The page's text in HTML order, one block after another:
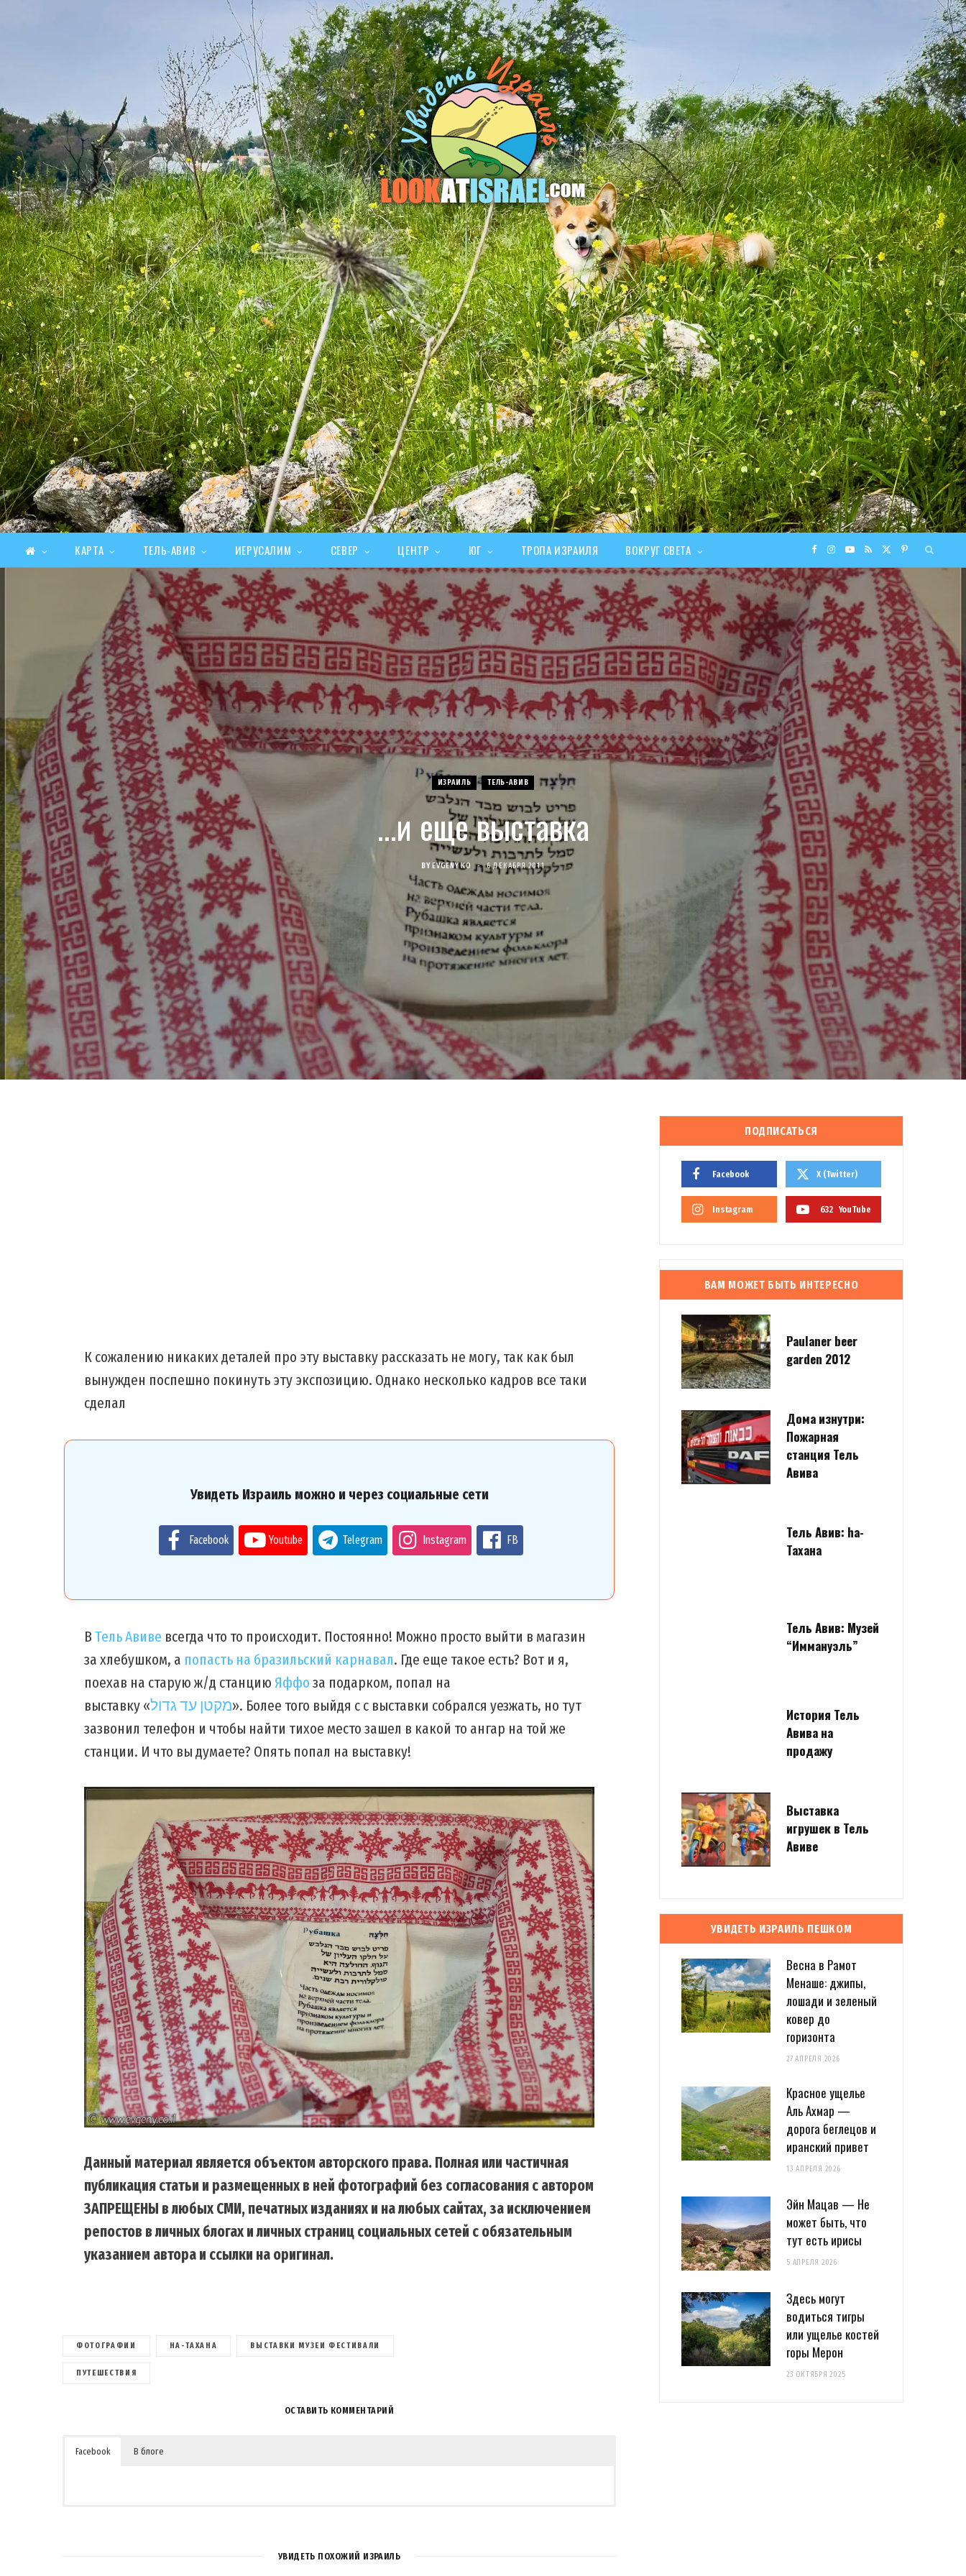
F
a
c
e
b
o
k
I
n
s
a
r
m
Y
u
T
u
b
e
R
S (
T
w
i
r
P
i
n
t
e
r
e
s
t
КАРТА ТЕЛЬ-АВИВ ИЕРУСАЛИМ СЕВЕР ЦЕНТР ЮГ ТРОПА ИЗРАИЛЯ ВОКРУГ СВЕТА
ИЗРАИЛЬ ТЕЛЬ-АВИВ
…и еще выставка
BY EVGENY KO 6 ДЕКАБРЯ 2011
К сожалению никаких деталей про эту выставку рассказать не могу, так как был
вынужден поспешно покинуть эту экспозицию. Однако несколько кадров все таки
сделал
Увидеть Израиль можно и через социальные сети
Facebook Youtube Telegram Instagram FB
ВТель Авиве всегда что то происходит. Постоянно! Можно просто выйти в магазин
за хлебушком, а попасть на бразильский карнавал. Где еще такое есть? Вот и я,
поехав на старую ж/д станцию Яффоза подарком, попал на
выставку «מקטן עד גדול». Более того выйдя с с выставки собрался уезжать, но тут
зазвонил телефон и чтобы найти тихое место зашел в какой то ангар на той же
станции. И что вы думаете? Опять попал на выставку!
Данный материал является объектом авторского права. Полная или частичная
публикация статьи и размещенных в ней фотографий без согласования с автором
ЗАПРЕЩЕНЫ в любых СМИ, печатных изданиях и на любых сайтах, за исключением
репостов в личных блогах и личных страниц социальных сетей с обязательным
указанием автора и ссылки на оригинал.
ФОТОГРАФИИ HA-ТАХАНА ВЫСТАВКИ МУЗЕИ ФЕСТИВАЛИ
ПУТЕШЕСТВИЯ
ОСТАВИТЬ КОММЕНТАРИЙ
Facebook В блоге
УВИДЕТЬ ПОХОЖИЙ ИЗРАИЛЬ
ПОДПИСАТЬСЯ
Facebook X (Twitter)
Instagram 632 YouTube
ВАМ МОЖЕТ БЫТЬ ИНТЕРЕСНО
Paulaner beer
garden 2012
Дома изнутри:
Пожарная
станция Тель
Авива
Тель Авив: ha-
Тахана
Тель Авив: Музей
“Иммануэль”
История Тель
Авива на
продажу
Выставка
игрушек в Тель
Авиве
УВИДЕТЬ ИЗРАИЛЬ ПЕШКОМ
Весна в Рамот
Менаше: джипы,
лошади и зеленый
ковер до
горизонта
27 АПРЕЛЯ 2026
Красное ущелье
Аль Ахмар —
дорога беглецов и
иранский привет
13 АПРЕЛЯ 2026
Эйн Мацав — Не
может быть, что
тут есть ирисы
5 АПРЕЛЯ 2026
Здесь могут
водиться тигры
или ущелье костей
горы Мерон
23 ОКТЯБРЯ 2025